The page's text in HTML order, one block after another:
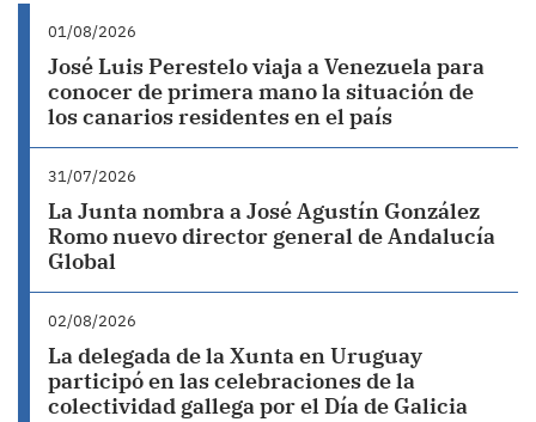
01/08/2026
José Luis Perestelo viaja a Venezuela para
conocer de primera mano la situación de
los canarios residentes en el país
31/07/2026
La Junta nombra a José Agustín González
Romo nuevo director general de Andalucía
Global
02/08/2026
La delegada de la Xunta en Uruguay
participó en las celebraciones de la
colectividad gallega por el Día de Galicia